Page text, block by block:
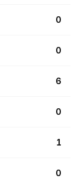
0
0
6
0
1
0